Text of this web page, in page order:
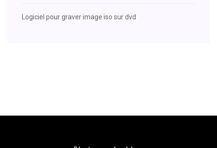
Logiciel pour graver image iso sur dvd